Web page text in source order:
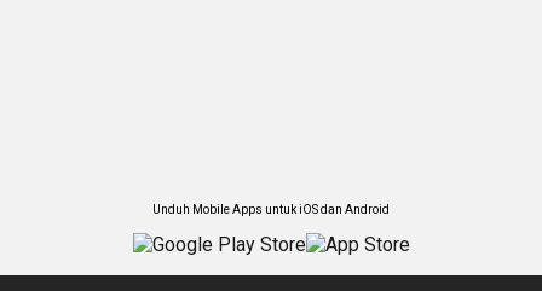
Unduh Mobile Apps untuk iOS dan Android